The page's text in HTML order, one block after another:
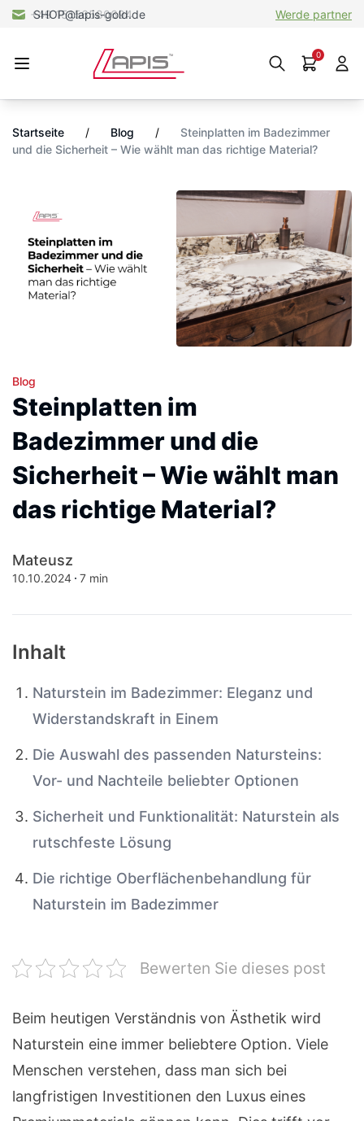
SHOP@lapis-gold.de Werde partner
0
Startseite / Blog /
Steinplatten im Badezimmer
und die Sicherheit – Wie wählt man das richtige Material?
Blog
Steinplatten im
Badezimmer und die
Sicherheit – Wie wählt man
das richtige Material?
Mateusz
10.10.2024 7 min
Inhalt
Naturstein im Badezimmer: Eleganz und
Widerstandskraft in Einem
Die Auswahl des passenden Natursteins:
Vor- und Nachteile beliebter Optionen
Sicherheit und Funktionalität: Naturstein als
rutschfeste Lösung
Die richtige Oberflächenbehandlung für
Naturstein im Badezimmer
Bewerten Sie dieses post
Beim heutigen Verständnis von Ästhetik wird
Naturstein eine immer beliebtere Option. Viele
Menschen verstehen, dass man sich bei
langfristigen Investitionen den Luxus eines